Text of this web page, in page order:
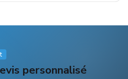
personnalisé